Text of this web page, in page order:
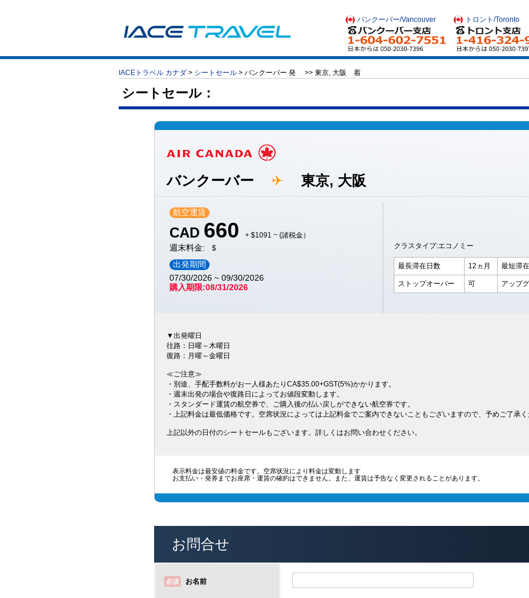
バンクーバー/Vancouver トロント/Toronto
IACEトラベル カナダ > シートセール > バンクーバー 発 >> 東京, 大阪 着
シートセール：
バンクーバー 東京, 大阪
航空運賃
CAD 660 + $1091 ~ (諸税金）
週末料金: $
出発期間
07/30/2026 ~ 09/30/2026
購入期限:08/31/2026
クラスタイプ:エコノミー
最長滞在日数 12ヵ月 最短滞
ストップオーバー 可 アップ
▼出発曜日
往路：日曜～木曜日
復路：月曜～金曜日
≪ご注意≫
・別途、手配手数料がお一人様あたりCA$35.00+GST(5%)かかります。
・週末出発の場合や復路日によってお値段変動します。
・スタンダード運賃の航空券で、ご購入後の払い戻しができない航空券です。
・上記料金は最低価格です。空席状況によっては上記料金でご案内できないこともございますので、予めご了承
上記以外の日付のシートセールもございます。詳しくはお問い合わせください。
表示料金は最安値の料金です。空席状況により料金は変動します
お支払い・発券までお座席・運賃の確約はできません。また、運賃は予告なく変更されることがあります。
お問合せ
必須 お名前